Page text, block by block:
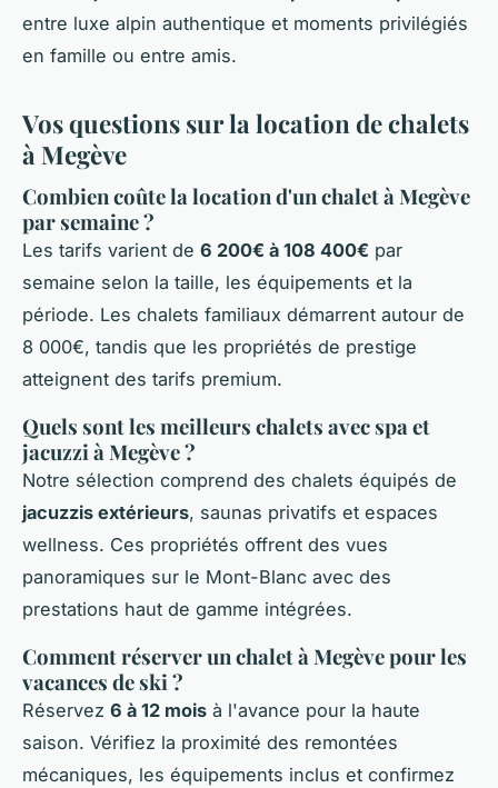
entre luxe alpin authentique et moments privilégiés
en famille ou entre amis.
Vos questions sur la location de chalets
à Megève
Combien coûte la location d'un chalet à Megève
par semaine ?
Les tarifs varient de 6 200€ à 108 400€ par
semaine selon la taille, les équipements et la
période. Les chalets familiaux démarrent autour de
8 000€, tandis que les propriétés de prestige
atteignent des tarifs premium.
Quels sont les meilleurs chalets avec spa et
jacuzzi à Megève ?
Notre sélection comprend des chalets équipés de
jacuzzis extérieurs, saunas privatifs et espaces
wellness. Ces propriétés offrent des vues
panoramiques sur le Mont-Blanc avec des
prestations haut de gamme intégrées.
Comment réserver un chalet à Megève pour les
vacances de ski ?
Réservez 6 à 12 mois à l'avance pour la haute
saison. Vérifiez la proximité des remontées
mécaniques, les équipements inclus et confirmez